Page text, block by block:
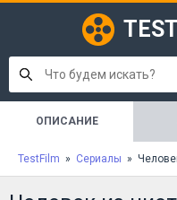
TEST
ОПИСАНИЕ
TestFilm » Сериалы »